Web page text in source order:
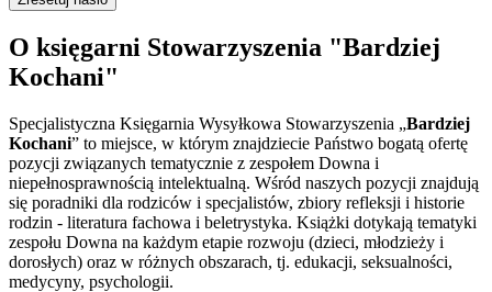
O księgarni Stowarzyszenia "Bardziej
Kochani"
Specjalistyczna Księgarnia Wysyłkowa Stowarzyszenia „Bardziej
Kochani” to miejsce, w którym znajdziecie Państwo bogatą ofertę
pozycji związanych tematycznie z zespołem Downa i
niepełnosprawnością intelektualną. Wśród naszych pozycji znajdują
się poradniki dla rodziców i specjalistów, zbiory refleksji i historie
rodzin - literatura fachowa i beletrystyka. Książki dotykają tematyki
zespołu Downa na każdym etapie rozwoju (dzieci, młodzieży i
dorosłych) oraz w różnych obszarach, tj. edukacji, seksualności,
medycyny, psychologii.